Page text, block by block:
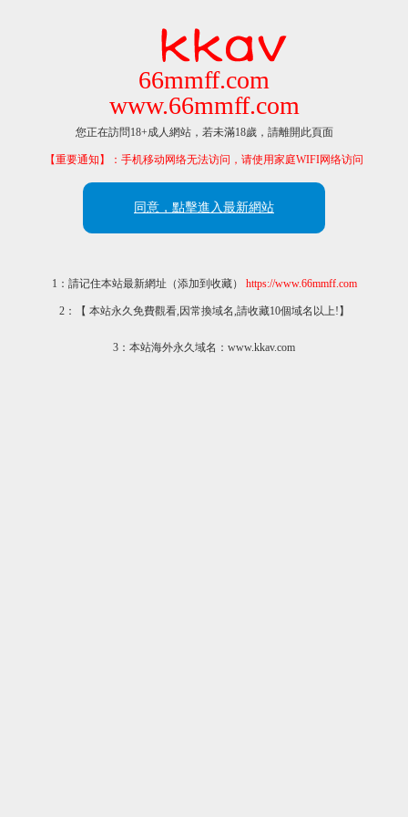
66mmff.com
www.66mmff.com
您正在訪問18+成人網站，若未滿18歲，請離開此頁面
【重要通知】：手机移动网络无法访问，请使用家庭WIFI网络访问
同意，點擊進入最新網站
1：請记住本站最新網址（添加到收藏） https://www.66mmff.com
2：【 本站永久免費觀看,因常換域名,請收藏10個域名以上!】
3：本站海外永久域名：www.kkav.com